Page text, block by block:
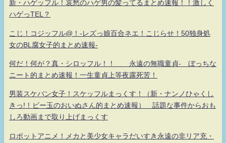
新・ハゲッフル！哀愁のハゲ男の髪ってるまとめ速報！！激しく
ハゲっTEL？
こじ！コジッフル@！-レズっ娘百合ネエ！こじらせ！50独身処
女のBL腐女子的まとめ速報-
何だ！何が？真・シロッフル！！ 永遠の無職童貞- ぼっちな
ニート的まとめ速報！一生童貞上等夜露死苦！
男装スケバン女子！スケッフルまっくす！（新・ナンノひゃくし
きっ!！ビー玉のおいぬさん的まとめ速報） 話題な事件からおも
しろ動画まで取り上げまっくす
ロボットアニメ！メカと美少女キャラだいすき永遠の非リア充・